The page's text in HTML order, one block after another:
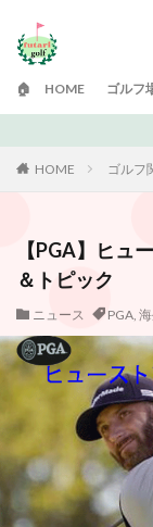
🏠 HOME ゴルフ
HOME ゴルフ
【PGA】ヒュ
＆トピック
ニュース PGA,